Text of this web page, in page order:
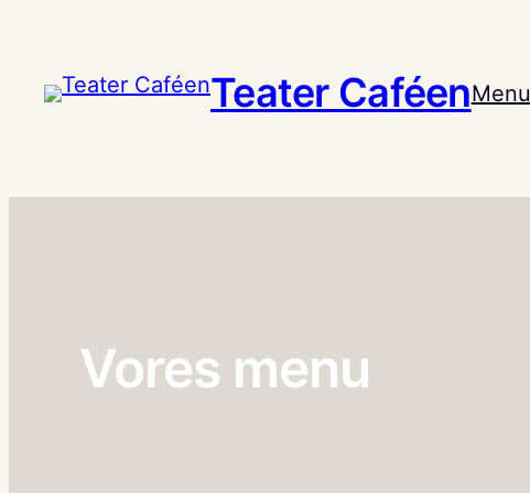
indhold
Teater CaféenMenu
Vores menu